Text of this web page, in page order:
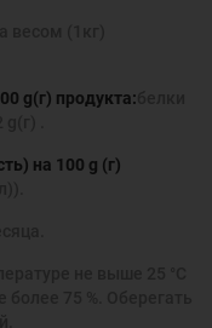
g(г) продукта:
на 100 g (г)